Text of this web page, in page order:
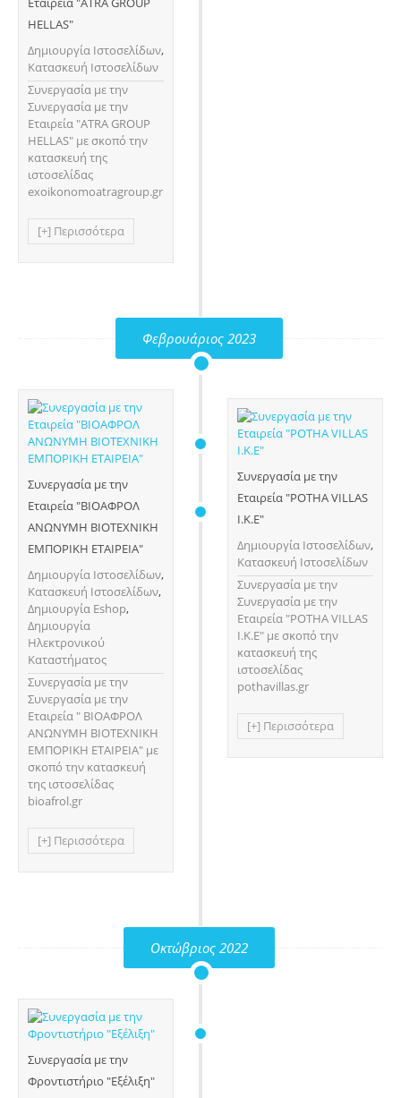
HELLAS"
Δημιουργία Ιστοσελίδων,
Κατασκευή Ιστοσελίδων
Συνεργασία με την
Συνεργασία με την
Εταιρεία "ATRA GROUP
HELLAS" με σκοπό την
κατασκευή της
ιστοσελίδας
exoikonomoatragroup.gr
[+] Περισσότερα
Φεβρουάριος 2023
Συνεργασία με την
Εταιρεία "ΒΙΟΑΦΡΟΛ
ΑΝΩΝΥΜΗ ΒΙΟΤΕΧΝΙΚΗ
ΕΜΠΟΡΙΚΗ ΕΤΑΙΡΕΙΑ"
Δημιουργία Ιστοσελίδων,
Κατασκευή Ιστοσελίδων,
Δημιουργία Eshop,
Δημιουργία
Ηλεκτρονικού
Καταστήματος
Συνεργασία με την
Συνεργασία με την
Εταιρεία " ΒΙΟΑΦΡΟΛ
ΑΝΩΝΥΜΗ ΒΙΟΤΕΧΝΙΚΗ
ΕΜΠΟΡΙΚΗ ΕΤΑΙΡΕΙΑ" με
σκοπό την κατασκευή
της ιστοσελίδας
bioafrol.gr
[+] Περισσότερα
Συνεργασία με την
Εταιρεία "POTHA VILLAS
Ι.Κ.Ε"
Δημιουργία Ιστοσελίδων,
Κατασκευή Ιστοσελίδων
Συνεργασία με την
Συνεργασία με την
Εταιρεία "POTHA VILLAS
Ι.Κ.Ε" με σκοπό την
κατασκευή της
ιστοσελίδας
pothavillas.gr
[+] Περισσότερα
Οκτώβριος 2022
Συνεργασία με την
Φροντιστήριο "Εξέλιξη"